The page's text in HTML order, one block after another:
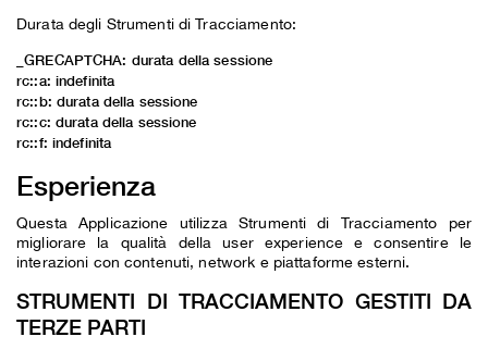
Durata degli Strumenti di Tracciamento:
_GRECAPTCHA: durata della sessione
rc::a: indefinita
rc::b: durata della sessione
rc::c: durata della sessione
rc::f: indefinita
Esperienza
Questa Applicazione utilizza Strumenti di Tracciamento per
migliorare la qualità della user experience e consentire le
interazioni con contenuti, network e piattaforme esterni.
STRUMENTI DI TRACCIAMENTO GESTITI DA
TERZE PARTI